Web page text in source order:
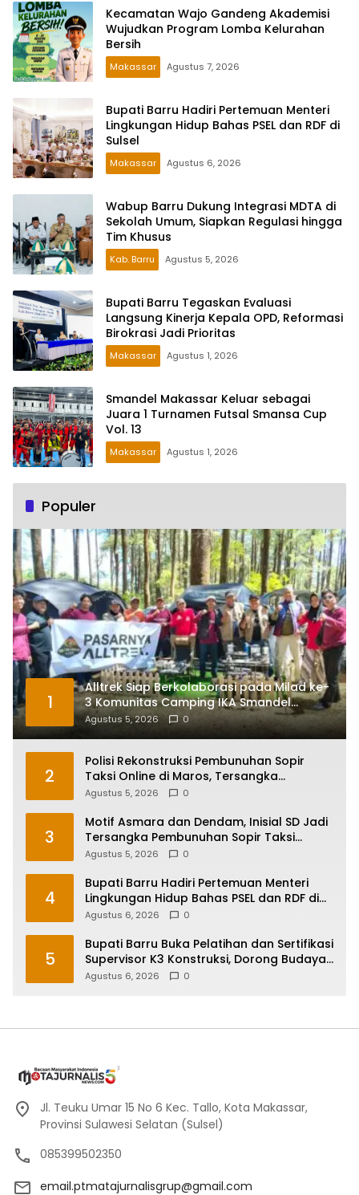
Kecamatan Wajo Gandeng Akademisi
Wujudkan Program Lomba Kelurahan
Bersih
Makassar Agustus 7, 2026
Bupati Barru Hadiri Pertemuan Menteri
Lingkungan Hidup Bahas PSEL dan RDF di
Sulsel
Makassar Agustus 6, 2026
Wabup Barru Dukung Integrasi MDTA di
Sekolah Umum, Siapkan Regulasi hingga
Tim Khusus
Kab. Barru Agustus 5, 2026
Bupati Barru Tegaskan Evaluasi
Langsung Kinerja Kepala OPD, Reformasi
Birokrasi Jadi Prioritas
Makassar Agustus 1, 2026
Smandel Makassar Keluar sebagai
Juara 1 Turnamen Futsal Smansa Cup
Vol. 13
Makassar Agustus 1, 2026
Populer
1
Alltrek Siap Berkolaborasi pada Milad ke-
3 Komunitas Camping IKA Smandel
Makassar di Malino
Agustus 5, 2026 0
2
Polisi Rekonstruksi Pembunuhan Sopir
Taksi Online di Maros, Tersangka
Peragakan 24 Adegan
Agustus 5, 2026 0
3
Motif Asmara dan Dendam, Inisial SD Jadi
Tersangka Pembunuhan Sopir Taksi
Online di Maros
Agustus 5, 2026 0
4
Bupati Barru Hadiri Pertemuan Menteri
Lingkungan Hidup Bahas PSEL dan RDF di
Sulsel
Agustus 6, 2026 0
5
Bupati Barru Buka Pelatihan dan Sertifikasi
Supervisor K3 Konstruksi, Dorong Budaya
Zero Accident
Agustus 6, 2026 0
Jl. Teuku Umar 15 No 6 Kec. Tallo, Kota Makassar,
Provinsi Sulawesi Selatan (Sulsel)
085399502350
email.ptmatajurnalisgrup@gmail.com